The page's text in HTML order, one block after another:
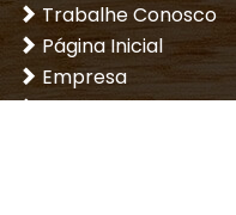
Trabalhe Conosco
Página Inicial
Empresa
Dicas